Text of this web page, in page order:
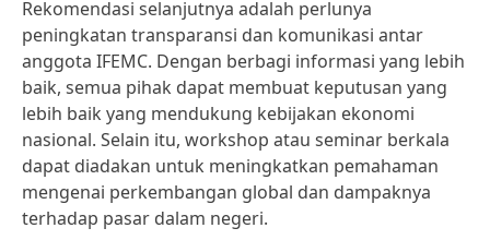
Rekomendasi selanjutnya adalah perlunya
peningkatan transparansi dan komunikasi antar
anggota IFEMC. Dengan berbagi informasi yang lebih
baik, semua pihak dapat membuat keputusan yang
lebih baik yang mendukung kebijakan ekonomi
nasional. Selain itu, workshop atau seminar berkala
dapat diadakan untuk meningkatkan pemahaman
mengenai perkembangan global dan dampaknya
terhadap pasar dalam negeri.